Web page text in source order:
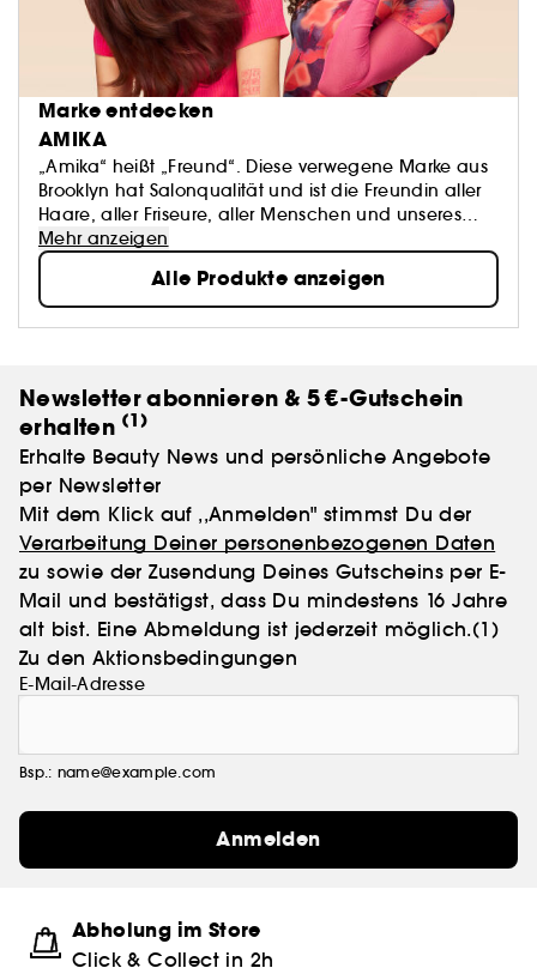
Marke entdecken
AMIKA
„Amika“ heißt „Freund“. Diese verwegene Marke aus
Brooklyn hat Salonqualität und ist die Freundin aller
Haare, aller Friseure, aller Menschen und unseres
Planeten. Unsere Pflegeprodukte sind klinisch
getestet. Die Formel jedes unserer Produkte basiert
auf unserem berauschenden Duft und unserer
Superfrucht, dem Sanddorn. Diese kraftvolle Beere ist
als eine der reichhaltigsten pflanzlichen
Dank der elf Produktlinien, die auf alle Texturen, Stile
und Probleme abgestimmt sind, sind alle Haartypen
bei uns richtig!
Mehr anzeigen
Alle Produkte anzeigen
Newsletter abonnieren & 5 €-Gutschein
erhalten (1)
Erhalte Beauty News und persönliche Angebote
per Newsletter
Mit dem Klick auf ,,Anmelden" stimmst Du der
Verarbeitung Deiner personenbezogenen Daten
zu sowie der Zusendung Deines Gutscheins per E-
Mail und bestätigst, dass Du mindestens 16 Jahre
alt bist. Eine Abmeldung ist jederzeit möglich.(1)
Zu den Aktionsbedingungen
E-Mail-Adresse
Bsp.: name@example.com
Anmelden
Abholung im Store
Click & Collect in 2h